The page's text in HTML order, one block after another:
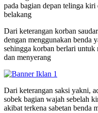
pada bagian depan telinga
belakang
Dari keterangan korban
dengan menggunakan benda
sehingga korban berlari
dan menyerang
Dari keterangan saksi yakni,
sobek bagian wajah sebelah
akibat terkena sabetan benda